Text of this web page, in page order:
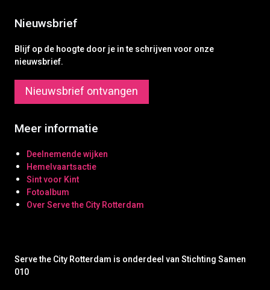
Nieuwsbrief
Blijf op de hoogte door je in te schrijven voor onze
nieuwsbrief.
Nieuwsbrief ontvangen
Meer informatie
Deelnemende wijken
Hemelvaartsactie
Sint voor Kint
Fotoalbum
Over Serve the City Rotterdam
Serve the City Rotterdam is onderdeel van Stichting Samen
010